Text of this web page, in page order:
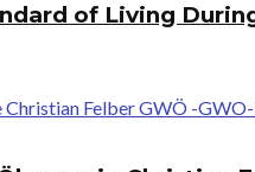
of Living